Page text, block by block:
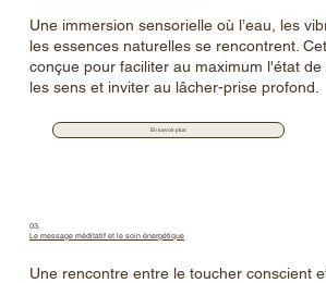
Une immersion sensorielle où l’eau, les
les essences naturelles se rencontrent.
conçue pour faciliter au maximum l'état
les sens et inviter au lâcher-prise profond.
En savoir plus
03.
Le message méditatif et le soin énergétique
Une rencontre entre le toucher conscient